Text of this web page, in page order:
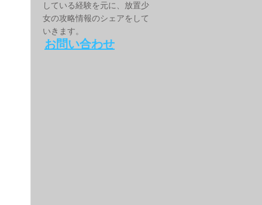
お問い合わせ
している経験を元に、放置少
女の攻略情報のシェアをして
いきます。